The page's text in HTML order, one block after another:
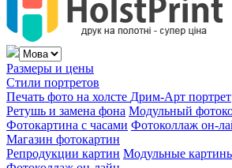
Размеры и цены
Стили портретов
Печать фото на холсте Дрим-Арт портрет
Ретушь и замена фона Модульный
Фотокартина с часами Фотоколлаж он-
Магазин фотокартин
Репродукции картин Модульные